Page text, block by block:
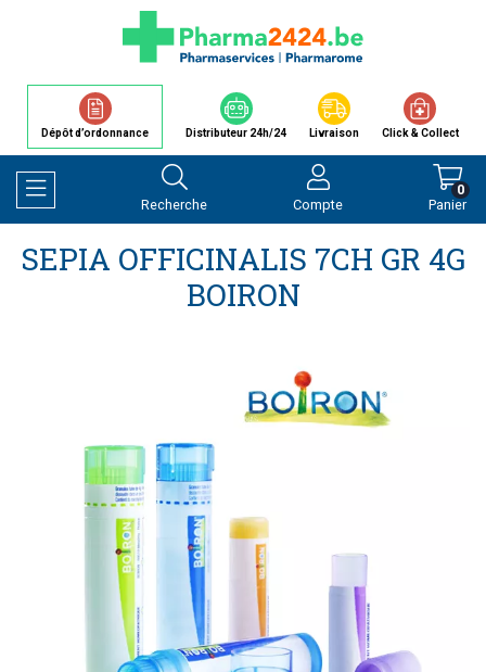
Dépôt d’ordonnance Distributeur 24h/24 Livraison Click & Collect
Afficher la navigation
Recherche Compte Panier
0
SEPIA OFFICINALIS 7CH GR 4G
BOIRON